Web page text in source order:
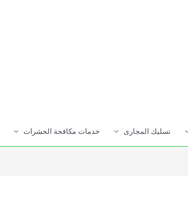
تسليك المجارى خدمات مكافحة الحشرات